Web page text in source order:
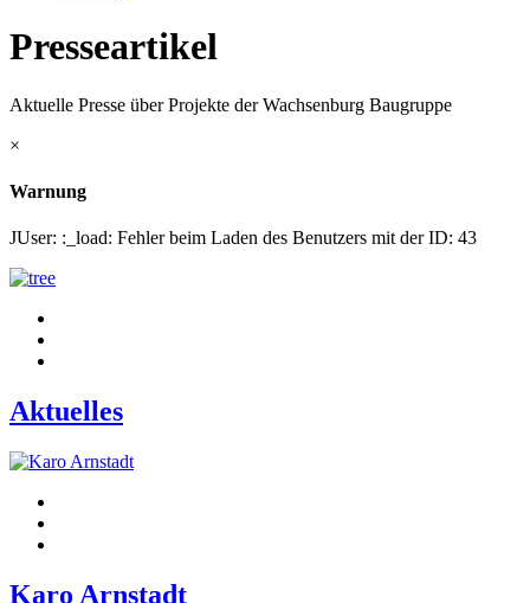
Presseartikel
Aktuelle Presse über Projekte der Wachsenburg Baugruppe
×
Warnung
JUser: :_load: Fehler beim Laden des Benutzers mit der ID: 43
Aktuelles
Karo Arnstadt